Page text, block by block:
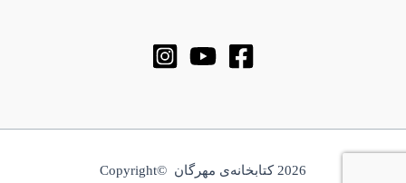
2026 کتابخانه‌ی مهرگان ©Copyright